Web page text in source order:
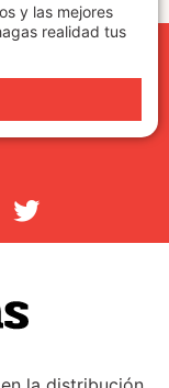
y las mejores
realidad tus